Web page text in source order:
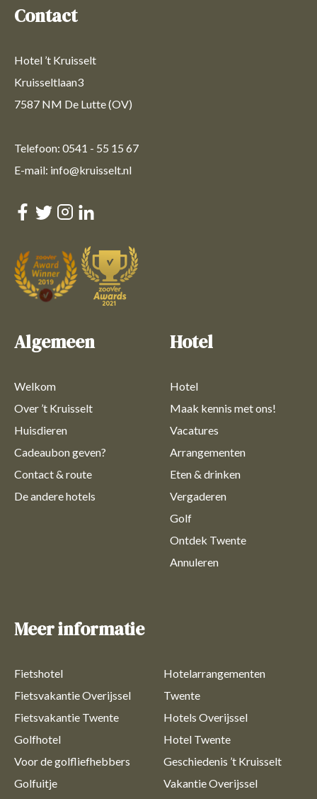
Contact
Hotel ’t Kruisselt
Kruisseltlaan3
7587 NM De Lutte (OV)
Telefoon: 0541 - 55 15 67
E-mail: info@kruisselt.nl
Algemeen
Welkom
Over ’t Kruisselt
Huisdieren
Cadeaubon geven?
Contact & route
De andere hotels
Hotel
Hotel
Maak kennis met ons!
Vacatures
Arrangementen
Eten & drinken
Vergaderen
Golf
Ontdek Twente
Annuleren
Meer informatie
Fietshotel
Fietsvakantie Overijssel
Fietsvakantie Twente
Golfhotel
Voor de golfliefhebbers
Golfuitje
Hotelarrangementen
Twente
Hotels Overijssel
Hotel Twente
Geschiedenis ’t Kruisselt
Vakantie Overijssel